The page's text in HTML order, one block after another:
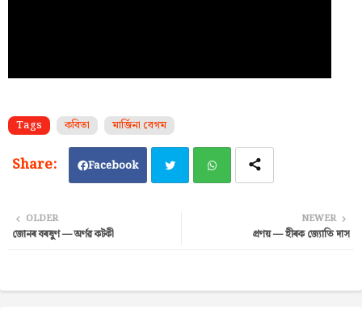
Tags কবিতা মাৰ্জিনা বেগম
Facebook
NEWER
প্ৰণয় — হীৰক জ্যোতি দাস
OLDER
জোনৰ বৰষুণ — অৰ্ণৱ কটকী